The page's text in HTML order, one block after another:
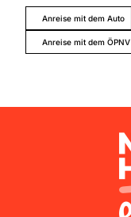
Anreise mit dem Auto
Anreise mit dem ÖPNV